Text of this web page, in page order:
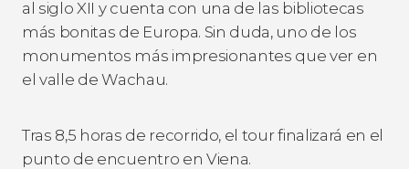
al siglo XII y cuenta con una de las bibliotecas
más bonitas de Europa. Sin duda, uno de los
monumentos más impresionantes que ver en
el valle de Wachau.
Tras 8,5 horas de recorrido, el tour finalizará en el
punto de encuentro en Viena.